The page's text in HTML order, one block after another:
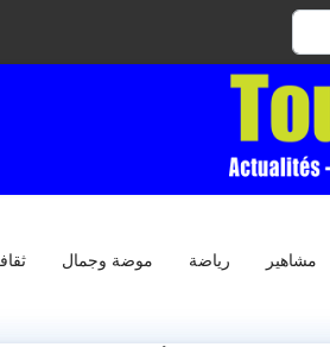
مشاهير رياضة موضة وجمال